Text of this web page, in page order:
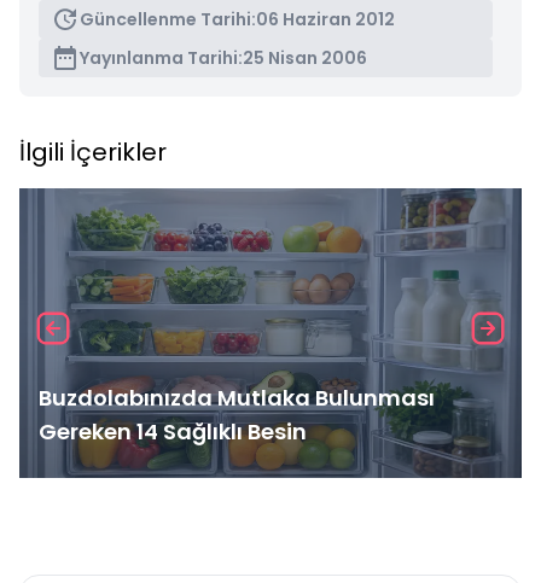
Güncellenme Tarihi:06 Haziran 2012
Yayınlanma Tarihi:25 Nisan 2006
İlgili İçerikler
Buzdolabınızda Mutlaka Bulunması
Gereken 14 Sağlıklı Besin